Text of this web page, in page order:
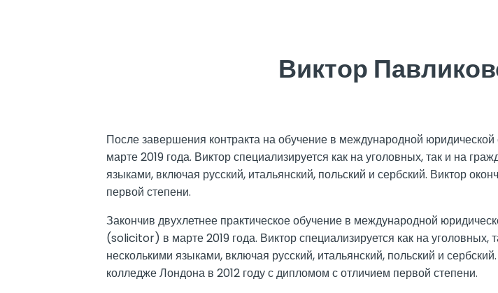
Виктор
После завершения контракта на обучение в международной
марте 2019 года. Виктор специализируется как на уголовных, так и на
языками, включая русский, итальянский, польский и сербский. Виктор
первой степени.
Закончив двухлетнее практическое обучение в международной
(solicitor) в марте 2019 года. Виктор специализируется как на уголовных,
несколькими языками, включая русский, итальянский, польский и
колледже Лондона в 2012 году с дипломом с отличием первой степени.